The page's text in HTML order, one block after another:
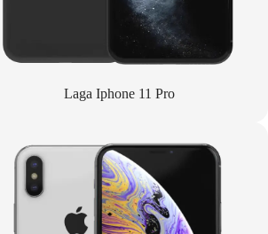
Laga Iphone 11 Pro